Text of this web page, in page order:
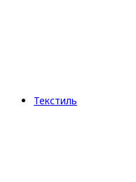
Текстиль